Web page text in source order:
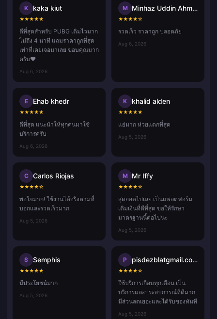
K kaka kiut
★★★★★
ดีที่สุดสำหรับ PUBG เติมไวมาก
ไม่ถึง 4 นาที แถมราคาถูกที่สุด
เท่าที่เคยเจอมาเลย ขอบคุณมาก
ครับ❤️
Aug 6, 2026
M Minhaz Uddin Ahmed
★★★★☆
รวดเร็ว ราคาถูก ปลอดภัย
Aug 6, 2026
E Ehab khedr
★★★★★
ดีที่สุด แนะนำให้ทุกคนมาใช้
บริการครับ
Aug 6, 2026
K khalid alden
★★★★★
แย่มาก ห่วยแตกที่สุด
Aug 5, 2026
C Carlos Riojas
★★★★☆
พอใจมาก! ใช้งานได้จริงตามที่
บอกและรวดเร็วมาก
Aug 5, 2026
M Mr Iffy
★★★★☆
สุดยอดไปเลย เป็นแพลตฟอร์ม
เติมเงินที่ดีที่สุด ขอให้รักษา
มาตรฐานนี้ต่อไปนะ
Aug 5, 2026
S Semphis
★★★★★
มีประโยชน์มาก
Aug 5, 2026
P pisdezblatgmail.com
★★★★☆
ใช้บริการเกือบทุกเดือน เป็น
บริการและประสบการณ์ที่ดีมาก
มีส่วนลดเยอะและได้รับของทันที
Aug 5, 2026